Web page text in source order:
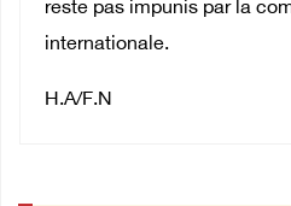
reste pas impunis par la
internationale.
H.A/F.N